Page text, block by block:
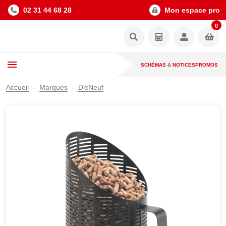
02 31 44 68 28 Mon espace pro
0
SCHÉMAS & NOTICESPROMOS
Accueil Marques DixNeuf